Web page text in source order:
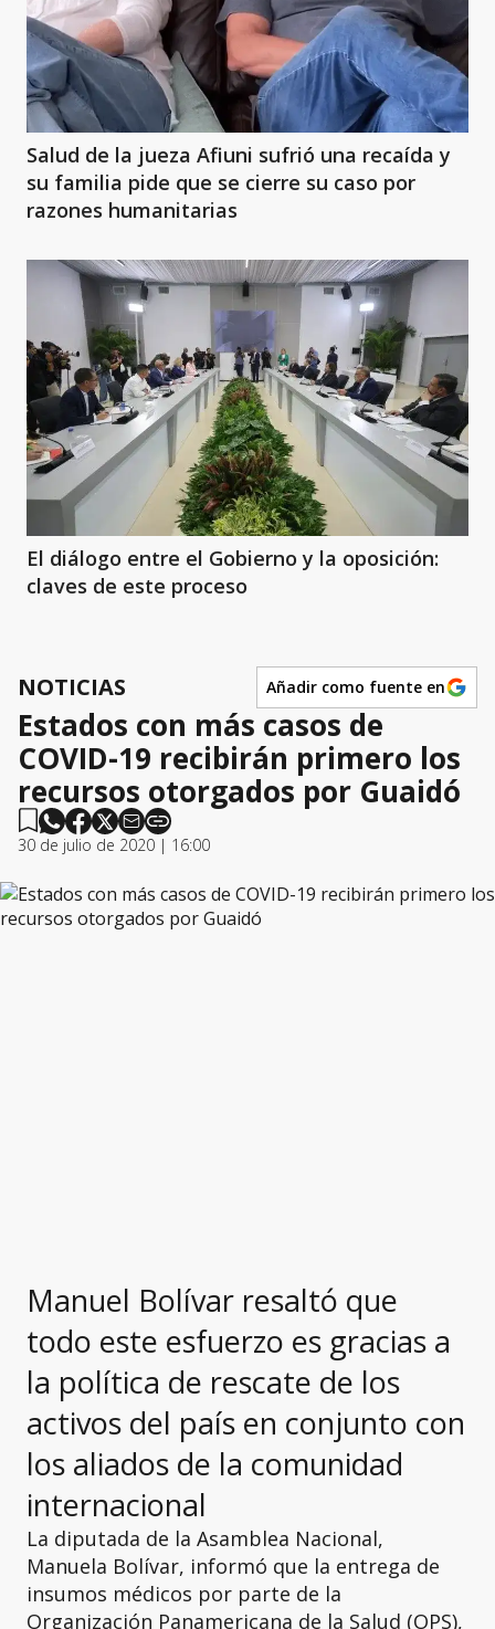
Salud de la jueza Afiuni sufrió una recaída y
su familia pide que se cierre su caso por
razones humanitarias
El diálogo entre el Gobierno y la oposición:
claves de este proceso
NOTICIAS Añadir como fuente en
Estados con más casos de
COVID-19 recibirán primero los
recursos otorgados por Guaidó
30 de julio de 2020 | 16:00
Manuel Bolívar resaltó que
todo este esfuerzo es gracias a
la política de rescate de los
activos del país en conjunto con
los aliados de la comunidad
internacional
La diputada de la Asamblea Nacional,
Manuela Bolívar, informó que la entrega de
insumos médicos por parte de la
Organización Panamericana de la Salud (OPS),